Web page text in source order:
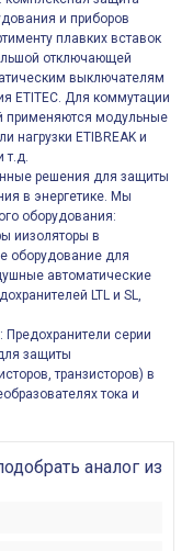
и приборов
плавких вставок
отключающей
выключателям
ETITEC. Для коммутации
применяются модульные
нагрузки ETIBREAK и
т.д.
решения для защиты
в энергетике. Мы
оборудования:
иизоляторы в
оборудование для
автоматические
LTL и SL,
серии
защиты
транзисторов) в
тока и
аналог из